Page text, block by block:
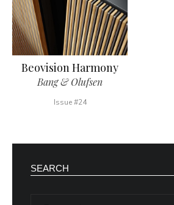
Beovision Harmony
Bang & Olufsen
Issue #24
SEARCH